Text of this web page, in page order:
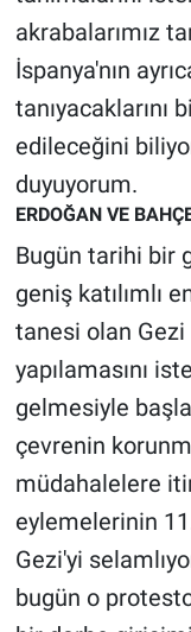
akrabalarımız
İspanya'nın
tanıyacaklarını
edileceğini
duyuyorum.
ERDOĞAN VE
Bugün tarihi bir
geniş katılımlı
tanesi olan Gezi
yapılamasını
gelmesiyle
çevrenin
müdahalelere
eylemelerinin
Gezi'yi
bugün o